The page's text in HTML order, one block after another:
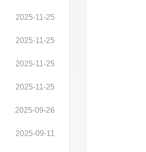
2025-11-25
2025-11-25
2025-11-25
2025-11-25
2025-09-26
2025-09-11